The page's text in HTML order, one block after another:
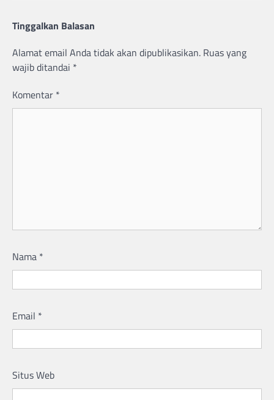
Tinggalkan Balasan
Alamat email Anda tidak akan dipublikasikan. Ruas yang
wajib ditandai *
Komentar *
Nama *
Email *
Situs Web